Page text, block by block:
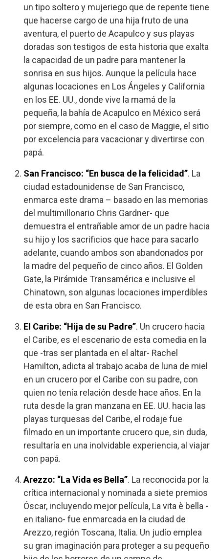
un tipo soltero y mujeriego que de repente tiene
que hacerse cargo de una hija fruto de una
aventura, el puerto de Acapulco y sus playas
doradas son testigos de esta historia que exalta
la capacidad de un padre para mantener la
sonrisa en sus hijos. Aunque la película hace
algunas locaciones en Los Ángeles y California
en los EE. UU., donde vive la mamá de la
pequeña, la bahía de Acapulco en México será
por siempre, como en el caso de Maggie, el sitio
por excelencia para vacacionar y divertirse con
papá.
San Francisco: “En busca de la felicidad”. La
ciudad estadounidense de San Francisco,
enmarca este drama – basado en las memorias
del multimillonario Chris Gardner- que
demuestra el entrañable amor de un padre hacia
su hijo y los sacrificios que hace para sacarlo
adelante, cuando ambos son abandonados por
la madre del pequeño de cinco años. El Golden
Gate, la Pirámide Transamérica e inclusive el
Chinatown, son algunas locaciones imperdibles
de esta obra en San Francisco.
El Caribe: “Hija de su Padre”. Un crucero hacia
el Caribe, es el escenario de esta comedia en la
que -tras ser plantada en el altar- Rachel
Hamilton, adicta al trabajo acaba de luna de miel
en un crucero por el Caribe con su padre, con
quien no tenía relación desde hace años. En la
ruta desde la gran manzana en EE. UU. hacia las
playas turquesas del Caribe, el rodaje fue
filmado en un importante crucero que, sin duda,
resultaría en una inolvidable experiencia, al viajar
con papá.
Arezzo: “La Vida es Bella”. La reconocida por la
crítica internacional y nominada a siete premios
Óscar, incluyendo mejor película, La vita è bella -
en italiano- fue enmarcada en la ciudad de
Arezzo, región Toscana, Italia. Un judío emplea
su gran imaginación para proteger a su pequeño